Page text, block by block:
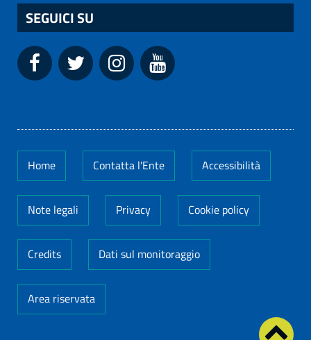
SEGUICI SU
Home Contatta l'Ente Accessibilità
Note legali Privacy Cookie policy
Credits Dati sul monitoraggio
Area riservata